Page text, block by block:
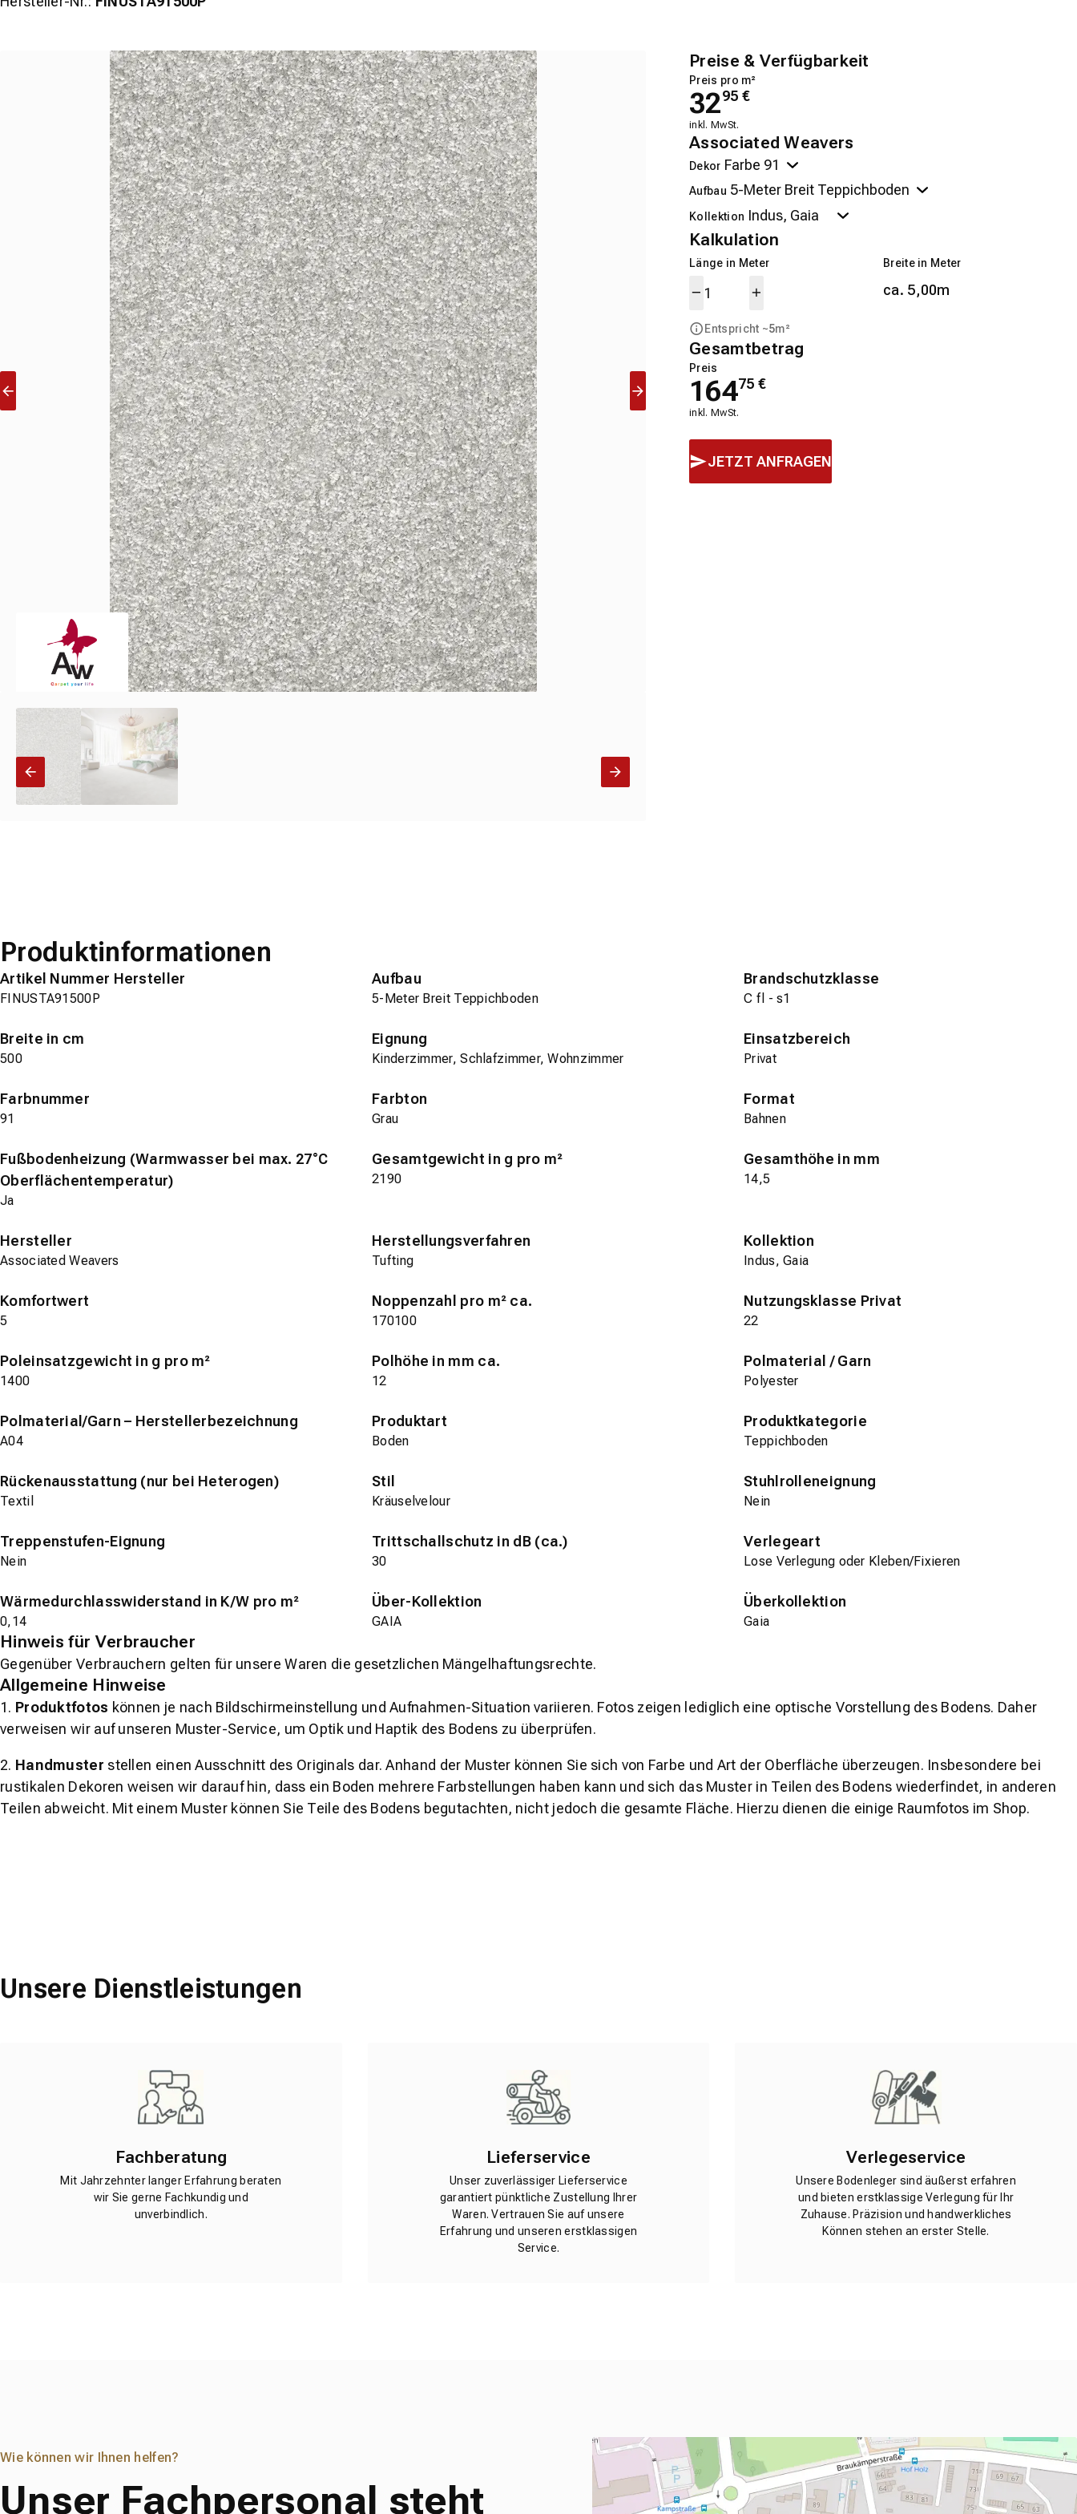
Preise & Verfügbarkeit
Preis pro m²
3295 €
inkl. MwSt.
Associated Weavers
Dekor
Aufbau
Kollektion
Kalkulation
Länge in Meter
Entspricht ~5m²
Breite in Meter
ca. 5,00m
Gesamtbetrag
Preis
16475 €
inkl. MwSt.
JETZT ANFRAGEN
Produktinformationen
Artikel Nummer Hersteller
FINUSTA91500P
Aufbau
5-Meter Breit Teppichboden
Brandschutzklasse
C fl - s1
Breite in cm
500
Eignung
Kinderzimmer, Schlafzimmer, Wohnzimmer
Einsatzbereich
Privat
Farbnummer
91
Farbton
Grau
Format
Bahnen
Fußbodenheizung (Warmwasser bei max. 27°C
Oberflächentemperatur)
Ja
Gesamtgewicht in g pro m²
2190
Gesamthöhe in mm
14,5
Hersteller
Associated Weavers
Herstellungsverfahren
Tufting
Kollektion
Indus, Gaia
Komfortwert
5
Noppenzahl pro m² ca.
170100
Nutzungsklasse Privat
22
Poleinsatzgewicht in g pro m²
1400
Polhöhe in mm ca.
12
Polmaterial / Garn
Polyester
Polmaterial/Garn – Herstellerbezeichnung
A04
Produktart
Boden
Produktkategorie
Teppichboden
Rückenausstattung (nur bei Heterogen)
Textil
Stil
Kräuselvelour
Stuhlrolleneignung
Nein
Treppenstufen-Eignung
Nein
Trittschallschutz in dB (ca.)
30
Verlegeart
Lose Verlegung oder Kleben/Fixieren
Wärmedurchlasswiderstand in K/W pro m²
0,14
Über-Kollektion
GAIA
Überkollektion
Gaia
Hinweis für Verbraucher
Gegenüber Verbrauchern gelten für unsere Waren die gesetzlichen Mängelhaftungsrechte.
Allgemeine Hinweise
1. Produktfotos können je nach Bildschirmeinstellung und Aufnahmen-Situation variieren. Fotos zeigen lediglich eine optische Vorstellung des Bodens. Daher
verweisen wir auf unseren Muster-Service, um Optik und Haptik des Bodens zu überprüfen.
2. Handmuster stellen einen Ausschnitt des Originals dar. Anhand der Muster können Sie sich von Farbe und Art der Oberfläche überzeugen. Insbesondere bei
rustikalen Dekoren weisen wir darauf hin, dass ein Boden mehrere Farbstellungen haben kann und sich das Muster in Teilen des Bodens wiederfindet, in anderen
Teilen abweicht. Mit einem Muster können Sie Teile des Bodens begutachten, nicht jedoch die gesamte Fläche. Hierzu dienen die einige Raumfotos im Shop.
Unsere Dienstleistungen
Fachberatung
Mit Jahrzehnter langer Erfahrung beraten
wir Sie gerne Fachkundig und
unverbindlich.
Lieferservice
Unser zuverlässiger Lieferservice
garantiert pünktliche Zustellung Ihrer
Waren. Vertrauen Sie auf unsere
Erfahrung und unseren erstklassigen
Service.
Verlegeservice
Unsere Bodenleger sind äußerst erfahren
und bieten erstklassige Verlegung für Ihr
Zuhause. Präzision und handwerkliches
Können stehen an erster Stelle.
Wie können wir Ihnen helfen?
Unser Fachpersonal steht